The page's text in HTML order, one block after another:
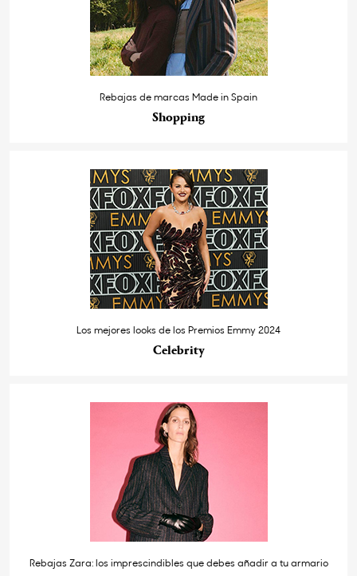
Rebajas de marcas Made in Spain
Shopping
Los mejores looks de los Premios Emmy 2024
Celebrity
Rebajas Zara: los imprescindibles que debes añadir a tu armario